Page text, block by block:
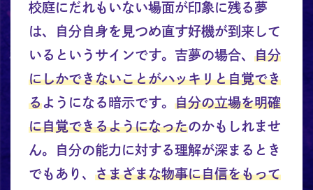
校庭にだれもいない場面が印象に残る夢
は、自分自身を見つめ直す好機が到来して
いるというサインです。吉夢の場合、 自分
にしかできないことがハッキリと自覚でき
るようになる暗示です。 自分の立場を明確
に自覚できるようになったのかもしれませ
ん。自分の能力に対する理解が深まるとき
でもあり、 さまざまな物事に自信をもって